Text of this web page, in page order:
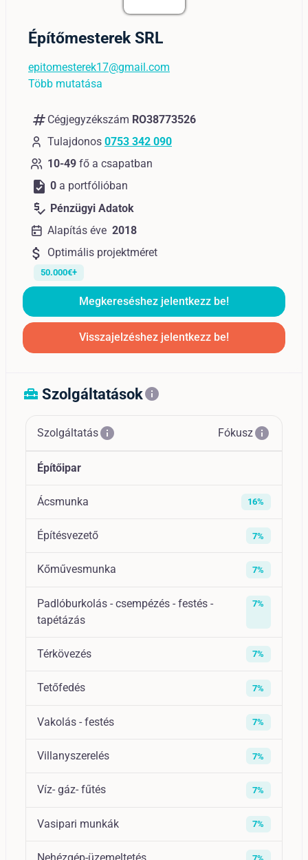
Építőmesterek SRL
epitomesterek17@gmail.com
Több mutatása
numbers Cégjegyzékszám RO38773526
Tulajdonos 0753 342 090
10-49 fő a csapatban
task 0 a portfólióban
price_check Pénzügyi Adatok
Alapítás éve 2018
attach_money Optimális projektméret
50.000€+
Megkereséshez jelentkezz be!
Visszajelzéshez jelentkezz be!
home_repair_service Szolgáltatásokinfo
Szolgáltatásinfo Fókuszinfo
Építőipar
Ácsmunka 16%
Építésvezető 7%
Kőművesmunka 7%
Padlóburkolás - csempézés - festés -
tapétázás
7%
Térkövezés 7%
Tetőfedés 7%
Vakolás - festés 7%
Villanyszerelés 7%
Víz- gáz- fűtés 7%
Vasipari munkák 7%